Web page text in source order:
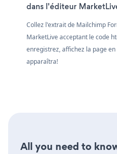
dans l'éditeur
Collez l'extrait de Mailchimp
MarketLive acceptant le code
enregistrez, affichez la page
apparaîtra!
All you need to